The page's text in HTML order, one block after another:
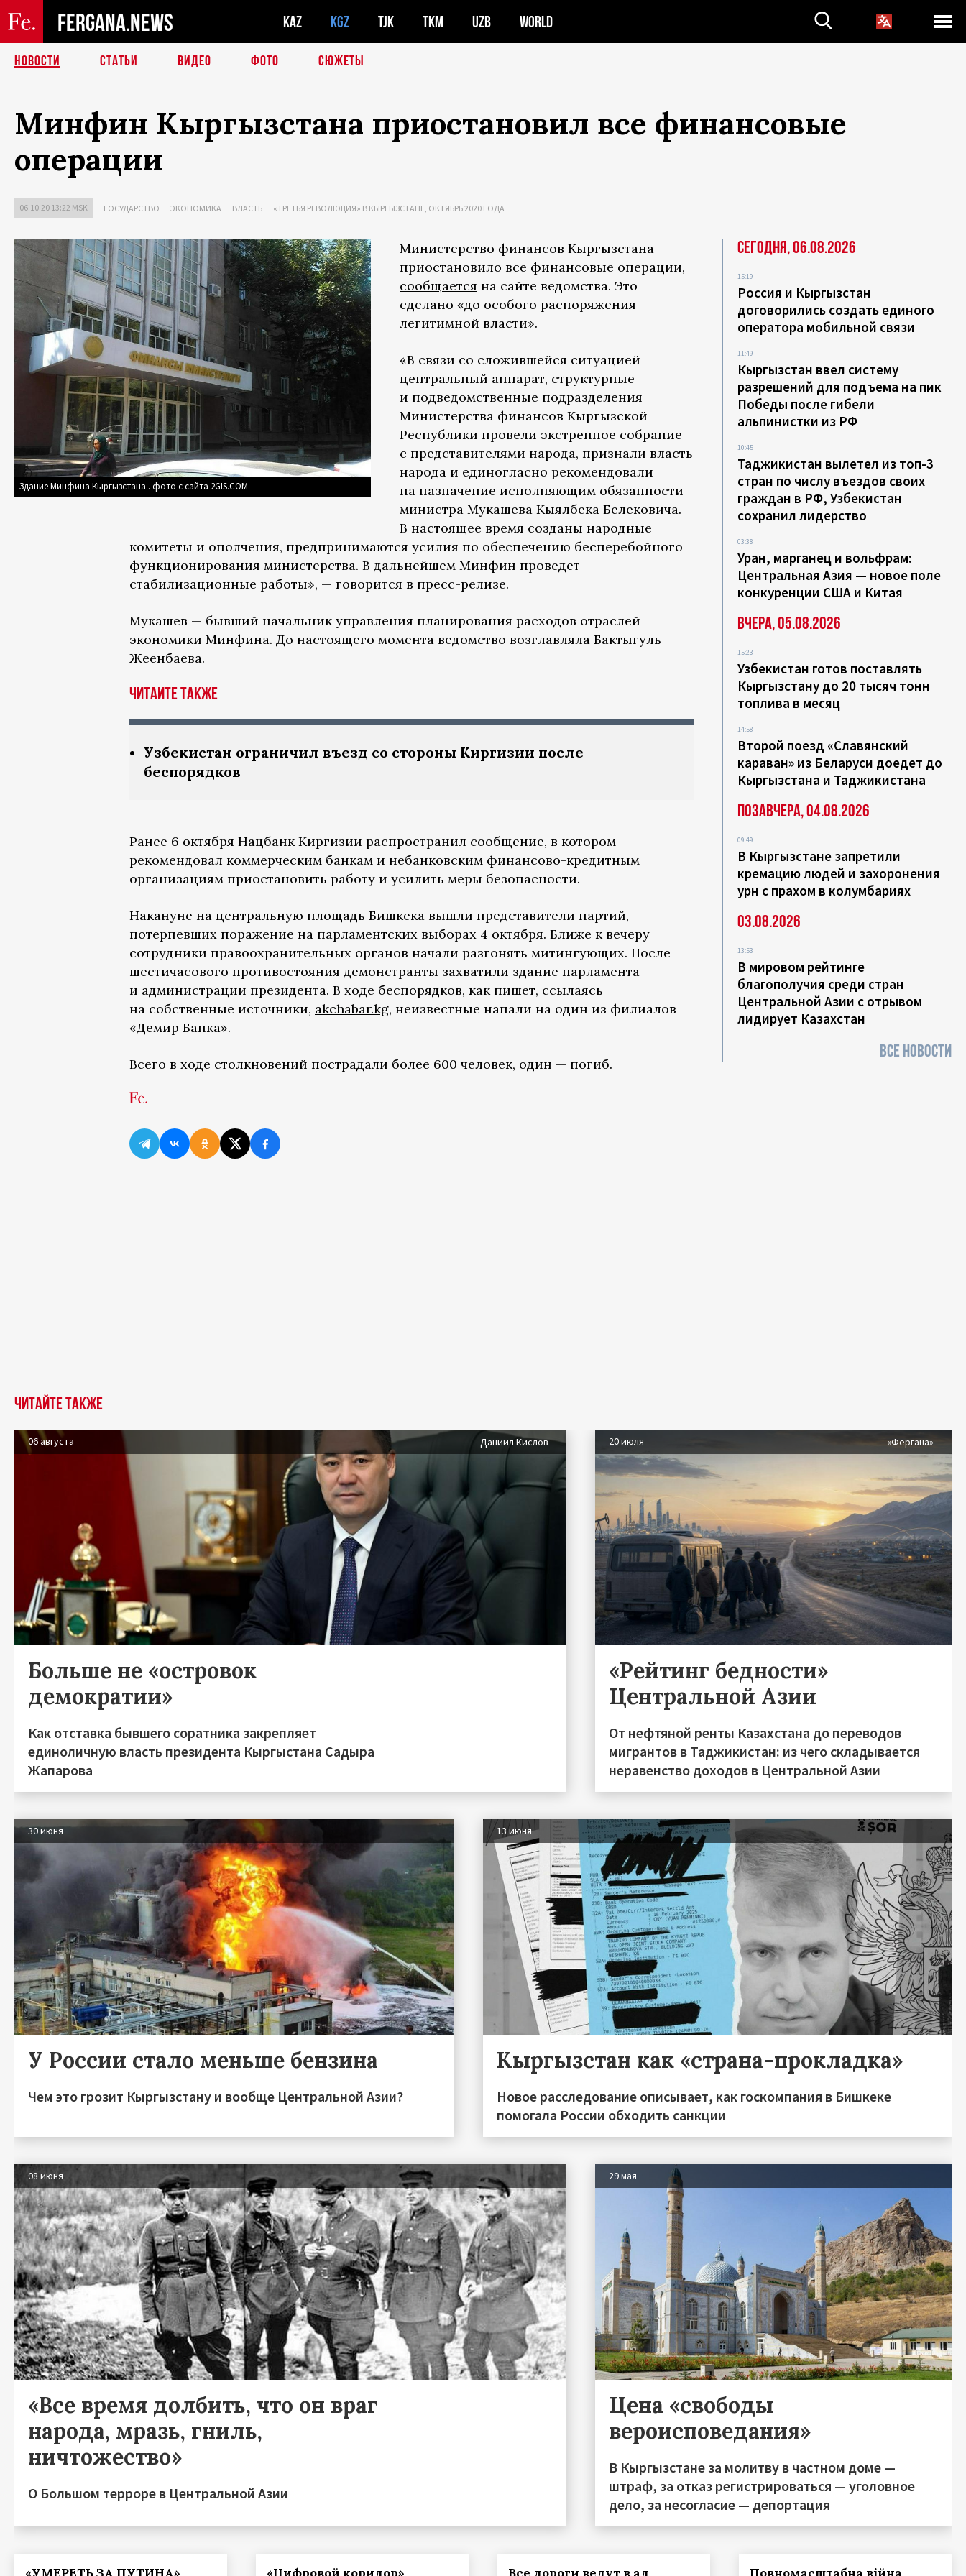
FERGANA.NEWS KAZ KGZ TJK TKM UZB WORLD
НОВОСТИ СТАТЬИ ВИДЕО ФОТО СЮЖЕТЫ
Минфин Кыргызстана приостановил все финансовые
операции
06.10.20 13:22 MSK ГОСУДАРСТВО ЭКОНОМИКА ВЛАСТЬ «ТРЕТЬЯ РЕВОЛЮЦИЯ» В КЫРГЫЗСТАНЕ, ОКТЯБРЬ 2020 ГОДА
Здание Минфина Кыргызстана . фото с сайта 2GIS.COM
Министерство финансов Кыргызстана
приостановило все финансовые операции,
сообщается на сайте ведомства. Это
сделано «до особого распоряжения
легитимной власти».
«В связи со сложившейся ситуацией
центральный аппарат, структурные
и подведомственные подразделения
Министерства финансов Кыргызской
Республики провели экстренное собрание
с представителями народа, признали власть
народа и единогласно рекомендовали
на назначение исполняющим обязанности
министра Мукашева Кыялбека Белековича.
В настоящее время созданы народные
комитеты и ополчения, предпринимаются усилия по обеспечению бесперебойного
функционирования министерства. В дальнейшем Минфин проведет
стабилизационные работы», — говорится в пресс-релизе.
Мукашев — бывший начальник управления планирования расходов отраслей
экономики Минфина. До настоящего момента ведомство возглавляла Бактыгуль
Жеенбаева.
ЧИТАЙТЕ ТАКЖЕ
Узбекистан ограничил въезд со стороны Киргизии после
беспорядков
Ранее 6 октября Нацбанк Киргизии распространил сообщение, в котором
рекомендовал коммерческим банкам и небанковским финансово-кредитным
организациям приостановить работу и усилить меры безопасности.
Накануне на центральную площадь Бишкека вышли представители партий,
потерпевших поражение на парламентских выборах 4 октября. Ближе к вечеру
сотрудники правоохранительных органов начали разгонять митингующих. После
шестичасового противостояния демонстранты захватили здание парламента
и администрации президента. В ходе беспорядков, как пишет, ссылаясь
на собственные источники, akchabar.kg, неизвестные напали на один из филиалов
«Демир Банка».
Всего в ходе столкновений пострадали более 600 человек, один — погиб.
Сегодня, 06.08.2026
15:19
Россия и Кыргызстан
договорились создать единого
оператора мобильной связи
11:49
Кыргызстан ввел систему
разрешений для подъема на пик
Победы после гибели
альпинистки из РФ
10:45
Таджикистан вылетел из топ-3
стран по числу въездов своих
граждан в РФ, Узбекистан
сохранил лидерство
03:38
Уран, марганец и вольфрам:
Центральная Азия — новое поле
конкуренции США и Китая
Вчера, 05.08.2026
15:23
Узбекистан готов поставлять
Кыргызстану до 20 тысяч тонн
топлива в месяц
14:58
Второй поезд «Славянский
караван» из Беларуси доедет до
Кыргызстана и Таджикистана
Позавчера, 04.08.2026
09:49
В Кыргызстане запретили
кремацию людей и захоронения
урн с прахом в колумбариях
03.08.2026
13:53
В мировом рейтинге
благополучия среди стран
Центральной Азии с отрывом
лидирует Казахстан
ВСЕ НОВОСТИ
Читайте также
06 августа Даниил Кислов
Больше не «островок
демократии»
Как отставка бывшего соратника закрепляет
единоличную власть президента Кыргыстана Садыра
Жапарова
20 июля «Фергана»
«Рейтинг бедности»
Центральной Азии
От нефтяной ренты Казахстана до переводов
мигрантов в Таджикистан: из чего складывается
неравенство доходов в Центральной Азии
30 июня
У России стало меньше бензина
Чем это грозит Кыргызстану и вообще Центральной Азии?
13 июня
Кыргызстан как «страна-прокладка»
Новое расследование описывает, как госкомпания в Бишкеке
помогала России обходить санкции
08 июня
«Все время долбить, что он враг
народа, мразь, гниль,
ничтожество»
О Большом терроре в Центральной Азии
29 мая
Цена «свободы
вероисповедания»
В Кыргызстане за молитву в частном доме —
штраф, за отказ регистрироваться — уголовное
дело, за несогласие — депортация